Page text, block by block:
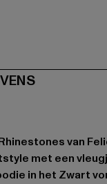
van
met een
in het Zwart